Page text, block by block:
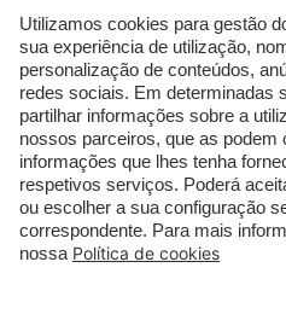
Sérum de Rosto
Body mist & Spray
corporal
Produtos para Cabelo
Homem
Espuma de Limpeza
Facial
Dermocosmética